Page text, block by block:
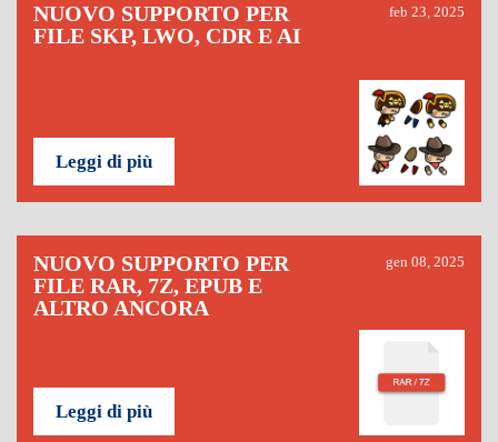
NUOVO SUPPORTO PER
FILE SKP, LWO, CDR E AI
feb 23, 2025
Leggi di più
NUOVO SUPPORTO PER
FILE RAR, 7Z, EPUB E
ALTRO ANCORA
gen 08, 2025
Leggi di più